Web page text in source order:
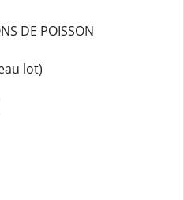
DE POISSON
lot)